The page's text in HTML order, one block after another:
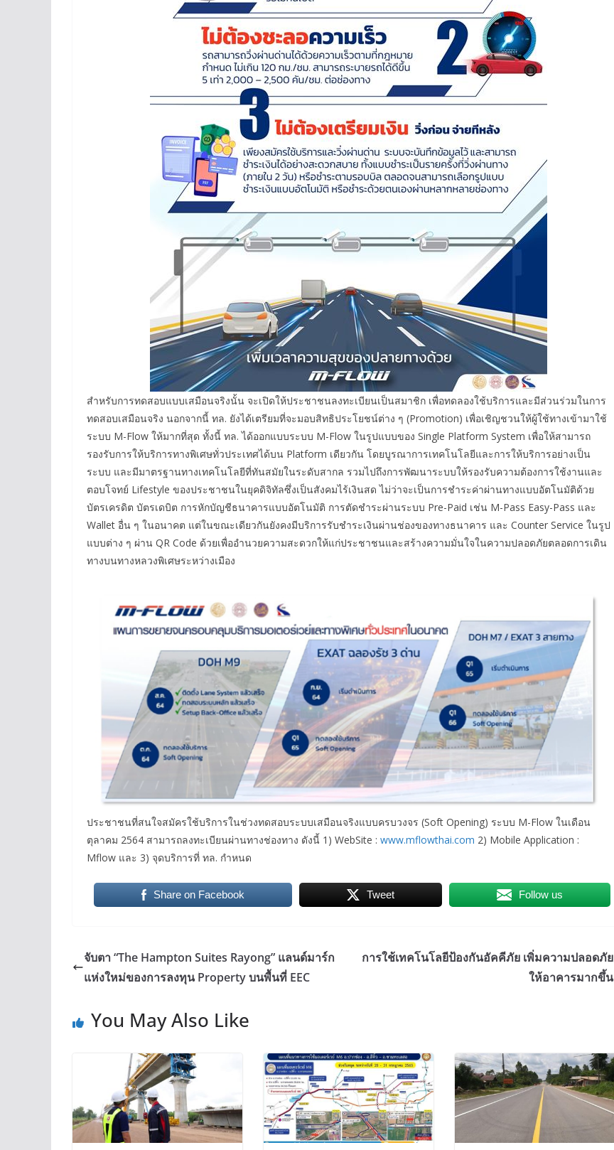
สำหรับการทดสอบแบบเสมือนจริงนั้น จะเปิดให้ประชาชนลงทะเบียนเป็นสมาชิก เพื่อทดลองใช้บริการและมีส่วนร่วมในการ
ทดสอบเสมือนจริง นอกจากนี้ ทล. ยังได้เตรียมที่จะมอบสิทธิประโยชน์ต่าง ๆ (Promotion) เพื่อเชิญชวนให้ผู้ใช้ทางเข้ามาใช้
ระบบ M-Flow ให้มากที่สุด ทั้งนี้ ทล. ได้ออกแบบระบบ M-Flow ในรูปแบบของ Single Platform System เพื่อให้สามารถ
รองรับการให้บริการทางพิเศษทั่วประเทศได้บน Platform เดียวกัน โดยบูรณาการเทคโนโลยีและการให้บริการอย่างเป็น
ระบบ และมีมาตรฐานทางเทคโนโลยีที่ทันสมัยในระดับสากล รวมไปถึงการพัฒนาระบบให้รองรับความต้องการใช้งานและ
ตอบโจทย์ Lifestyle ของประชาชนในยุคดิจิทัลซึ่งเป็นสังคมไร้เงินสด ไม่ว่าจะเป็นการชำระค่าผ่านทางแบบอัตโนมัติด้วย
บัตรเครดิต บัตรเดบิต การหักบัญชีธนาคารแบบอัตโนมัติ การตัดชำระผ่านระบบ Pre-Paid เช่น M-Pass Easy-Pass และ
Wallet อื่น ๆ ในอนาคต แต่ในขณะเดียวกันยังคงมีบริการรับชำระเงินผ่านช่องของทางธนาคาร และ Counter Service ในรูป
แบบต่าง ๆ ผ่าน QR Code ด้วยเพื่ออำนวยความสะดวกให้แก่ประชาชนและสร้างความมั่นใจในความปลอดภัยตลอดการเดิน
ทางบนทางหลวงพิเศษระหว่างเมือง
ประชาชนที่สนใจสมัครใช้บริการในช่วงทดสอบระบบเสมือนจริงแบบครบวงจร (Soft Opening) ระบบ M-Flow ในเดือน
ตุลาคม 2564 สามารถลงทะเบียนผ่านทางช่องทาง ดังนี้ 1) WebSite : www.mflowthai.com 2) Mobile Application :
Mflow และ 3) จุดบริการที่ ทล. กำหนด
Share on Facebook Tweet Follow us
จับตา “The Hampton Suites Rayong” แลนด์มาร์ก
แห่งใหม่ของการลงทุน Property บนพื้นที่ EEC
การใช้เทคโนโลยีป้องกันอัคคีภัย เพิ่มความปลอดภัย
ให้อาคารมากขึ้น
You May Also Like